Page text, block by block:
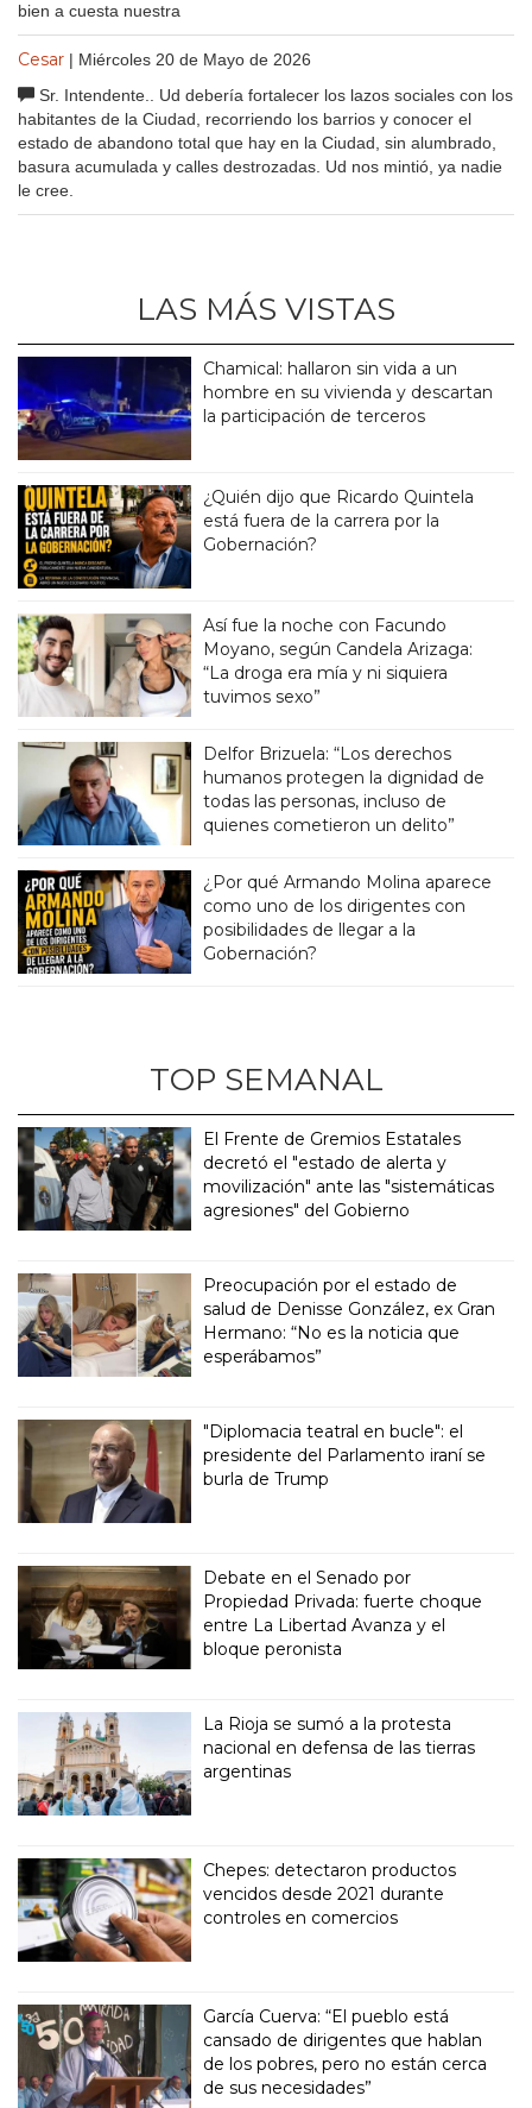
bien a cuesta nuestra
Cesar | Miércoles 20 de Mayo de 2026
Sr. Intendente.. Ud debería fortalecer los lazos sociales con los
habitantes de la Ciudad, recorriendo los barrios y conocer el
estado de abandono total que hay en la Ciudad, sin alumbrado,
basura acumulada y calles destrozadas. Ud nos mintió, ya nadie
le cree.
LAS MÁS VISTAS
Chamical: hallaron sin vida a un
hombre en su vivienda y descartan
la participación de terceros
¿Quién dijo que Ricardo Quintela
está fuera de la carrera por la
Gobernación?
Así fue la noche con Facundo
Moyano, según Candela Arizaga:
“La droga era mía y ni siquiera
tuvimos sexo”
Delfor Brizuela: “Los derechos
humanos protegen la dignidad de
todas las personas, incluso de
quienes cometieron un delito”
¿Por qué Armando Molina aparece
como uno de los dirigentes con
posibilidades de llegar a la
Gobernación?
TOP SEMANAL
El Frente de Gremios Estatales
decretó el "estado de alerta y
movilización" ante las "sistemáticas
agresiones" del Gobierno
Preocupación por el estado de
salud de Denisse González, ex Gran
Hermano: “No es la noticia que
esperábamos”
"Diplomacia teatral en bucle": el
presidente del Parlamento iraní se
burla de Trump
Debate en el Senado por
Propiedad Privada: fuerte choque
entre La Libertad Avanza y el
bloque peronista
La Rioja se sumó a la protesta
nacional en defensa de las tierras
argentinas
Chepes: detectaron productos
vencidos desde 2021 durante
controles en comercios
García Cuerva: “El pueblo está
cansado de dirigentes que hablan
de los pobres, pero no están cerca
de sus necesidades”